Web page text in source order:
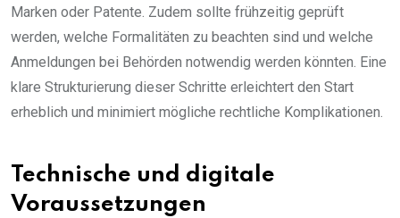
Marken oder Patente. Zudem sollte frühzeitig geprüft
werden, welche Formalitäten zu beachten sind und welche
Anmeldungen bei Behörden notwendig werden könnten. Eine
klare Strukturierung dieser Schritte erleichtert den Start
erheblich und minimiert mögliche rechtliche Komplikationen.
Technische und digitale
Voraussetzungen